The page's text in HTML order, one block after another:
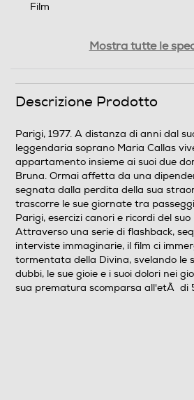
Film
Sistema TV
Pal
Area Geografica del articolo
Area 2 (Europa/Giappone)
Durata in minuti del film
123
Mostra tutte le
Descrizione Prodotto
Parigi, 1977. A distanza di anni dal
leggendaria soprano Maria Callas
appartamento insieme ai suoi due
Bruna. Ormai affetta da una
segnata dalla perdita della sua
trascorre le sue giornate tra
Parigi, esercizi canori e ricordi del
Attraverso una serie di flashback,
interviste immaginarie, il film ci
tormentata della Divina, svelando le
dubbi, le sue gioie e i suoi dolori nei
sua prematura scomparsa all'etÃ di